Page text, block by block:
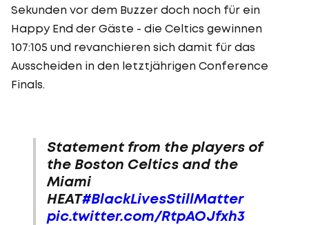
Sekunden vor dem Buzzer doch noch für ein
Happy End der Gäste - die Celtics gewinnen
107:105 und revanchieren sich damit für das
Ausscheiden in den letztjährigen Conference
Finals.
Statement from the players of
the Boston Celtics and the
Miami
HEAT#BlackLivesStillMatter
pic.twitter.com/RtpAOJfxh3